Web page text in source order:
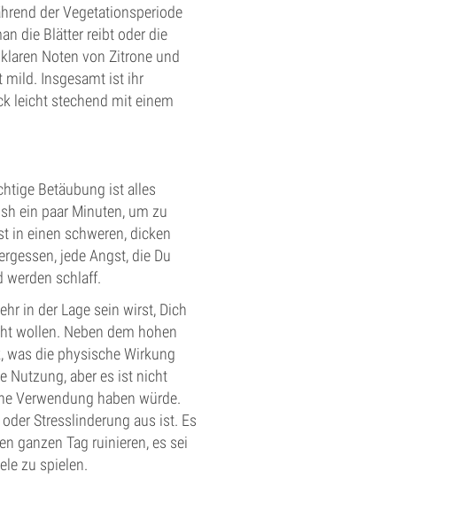
der Vegetationsperiode
die Blätter reibt oder die
Noten von Zitrone und
mild. Insgesamt ist ihr
leicht stechend mit einem
Betäubung ist alles
ein paar Minuten, um zu
in einen schweren, dicken
jede Angst, die Du
werden schlaff.
in der Lage sein wirst, Dich
wollen. Neben dem hohen
was die physische Wirkung
Nutzung, aber es ist nicht
Verwendung haben würde.
Stresslinderung aus ist. Es
ganzen Tag ruinieren, es sei
zu spielen.